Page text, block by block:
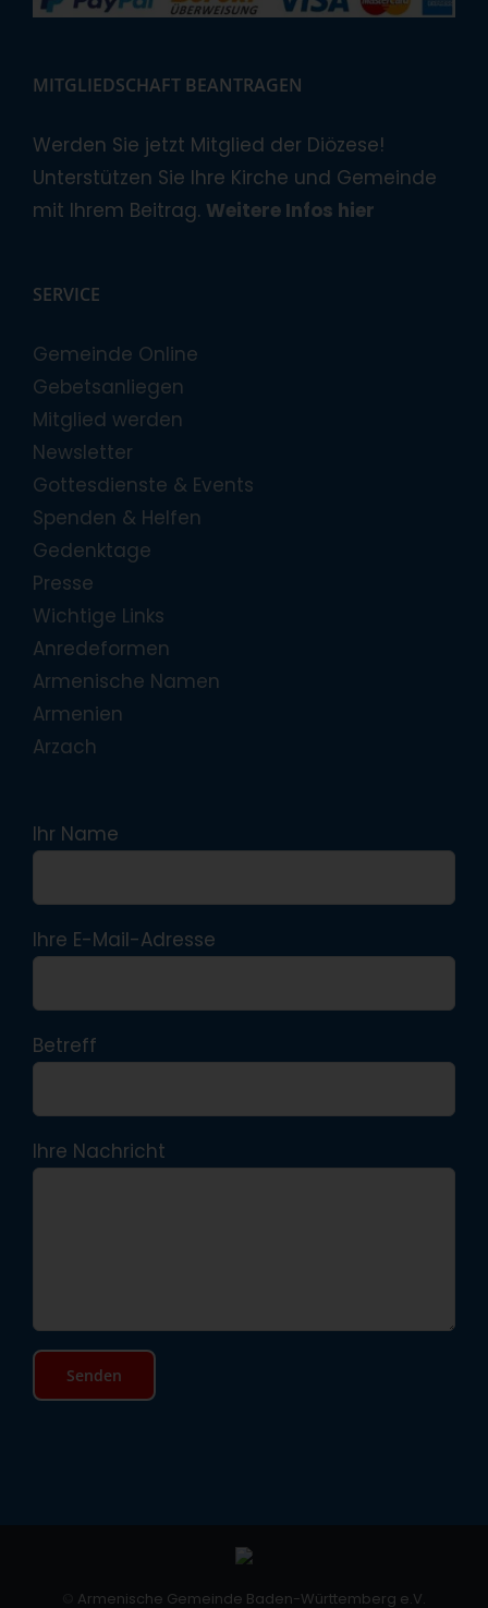
MITGLIEDSCHAFT BEANTRAGEN
Werden Sie jetzt Mitglied der Diözese!
Unterstützen Sie Ihre Kirche und Gemeinde
mit Ihrem Beitrag. Weitere Infos hier
SERVICE
Gemeinde Online
Gebetsanliegen
Mitglied werden
Newsletter
Gottesdienste & Events
Spenden & Helfen
Gedenktage
Presse
Wichtige Links
Anredeformen
Armenische Namen
Armenien
Arzach
Ihr Name
Ihre E-Mail-Adresse
Betreff
Ihre Nachricht
Armenische Gemeinde Baden-Württemberg e.V.